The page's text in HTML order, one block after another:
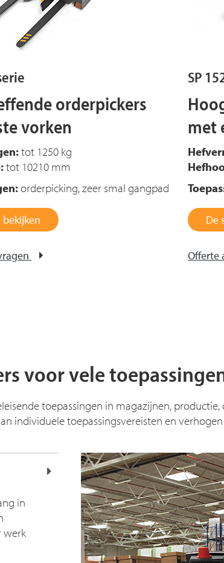
orderpickers
vorken
tot 1250 kg
tot 10210 mm
orderpicking, zeer smal gangpad
bekijken
SP
met
De
Offerte
voor vele
toepassingen in magazijnen,
individuele toepassingsvereisten en
in
werk